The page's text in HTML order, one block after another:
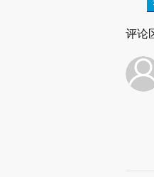
评论